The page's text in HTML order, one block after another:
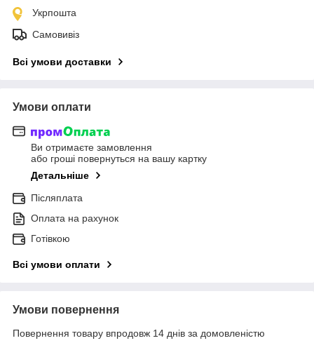
Укрпошта
Самовивіз
Всі умови доставки
Умови оплати
Ви отримаєте замовлення
або гроші повернуться на вашу картку
Детальніше
Післяплата
Оплата на рахунок
Готівкою
Всі умови оплати
Умови повернення
Повернення товару впродовж 14 днів за домовленістю